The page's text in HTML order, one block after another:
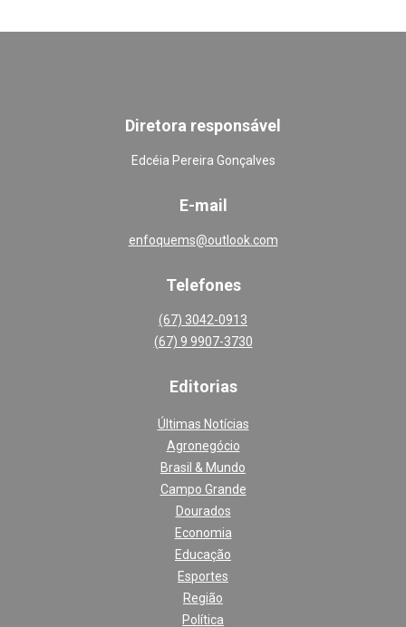
Diretora responsável
Edcéia Pereira Gonçalves
E-mail
enfoquems@outlook.com
Telefones
(67) 3042-0913
(67) 9 9907-3730
Editorias
Últimas Notícias
Agronegócio
Brasil & Mundo
Campo Grande
Dourados
Economia
Educação
Esportes
Região
Política